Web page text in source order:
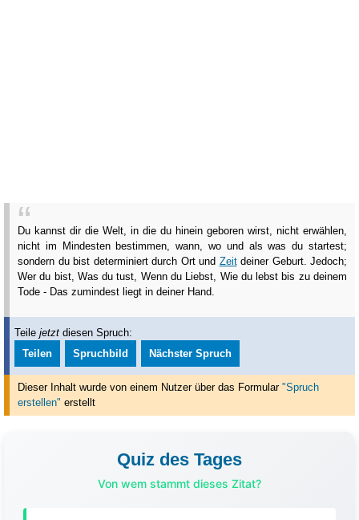
Du kannst dir die Welt, in die du hinein geboren wirst, nicht erwählen,
nicht im Mindesten bestimmen, wann, wo und als was du startest;
sondern du bist determiniert durch Ort und Zeitdeiner Geburt. Jedoch;
Wer du bist, Was du tust, Wenn du Liebst, Wie du lebst bis zu deinem
Tode - Das zumindest liegt in deiner Hand.
Teilejetzt diesen Spruch:
Teilen
Spruchbild Nächster Spruch
Dieser Inhalt wurde von einem Nutzer über das Formular "Spruch
erstellen" erstellt
Quiz des Tages
Von wem stammt dieses Zitat?